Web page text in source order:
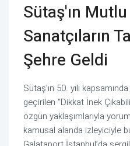
Sütaş'ın
Sanatçıların
Şehre Geldi
Sütaş’ın 50. yılı
geçirilen “Dikkat İnek
özgün yaklaşımlarıyla
kamusal alanda izleyiciyle